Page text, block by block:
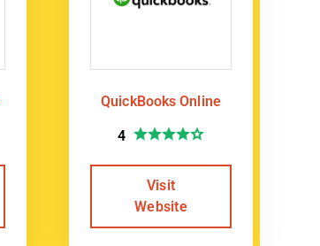
QuickBooks Online
4
Visit
Website